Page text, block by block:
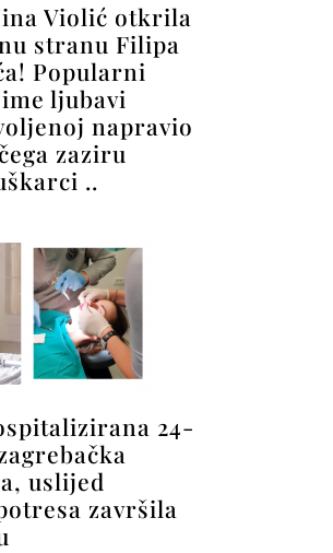
Violić otkrila
stranu Filipa
Popularni
ljubavi
napravio
zaziru
..
24-
uslijed
završila